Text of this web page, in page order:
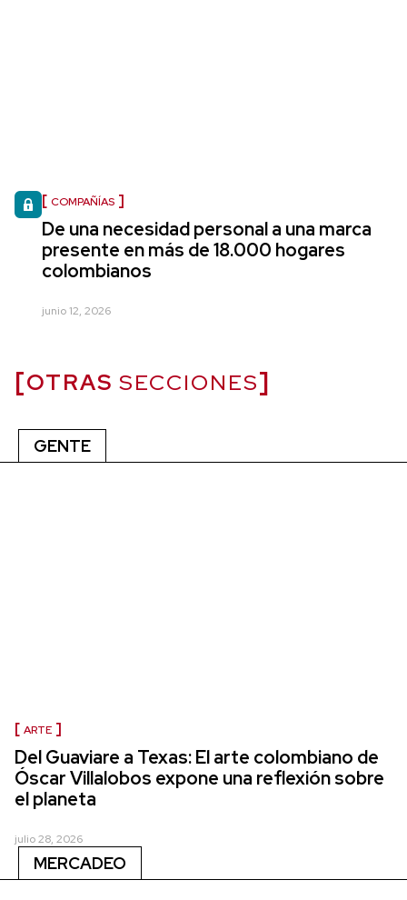
COMPAÑÍAS
De una necesidad personal a una marca
presente en más de 18.000 hogares
colombianos
junio 12, 2026
OTRAS SECCIONES
GENTE
ARTE
Del Guaviare a Texas: El arte colombiano de
Óscar Villalobos expone una reflexión sobre
el planeta
julio 28, 2026
MERCADEO